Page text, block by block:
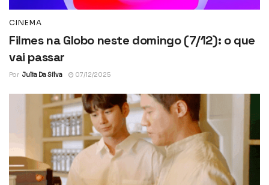
CINEMA
Filmes na Globo neste domingo (7/12): o que
vai passar
Por Julia Da Silva 07/12/2025